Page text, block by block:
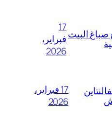
صباغ البيت
17
فبراير،
2026
17 فبراير،
2026